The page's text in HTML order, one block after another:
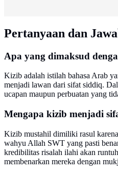
Pertanyaan dan
Apa yang dimaksud
Kizib adalah istilah bahasa Arab
menjadi lawan dari sifat siddiq.
ucapan maupun perbuatan yang
Mengapa kizib menjadi
Kizib mustahil dimiliki rasul
wahyu Allah SWT yang pasti
kredibilitas risalah ilahi akan
membenarkan mereka dengan